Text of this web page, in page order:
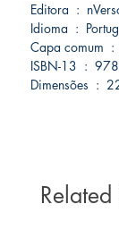
Editora
Idioma ‏ :
ISBN-
Related